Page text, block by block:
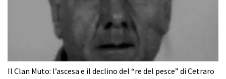
Il Clan Muto: l’ascesa e il declino del “re del pesce” di Cetraro